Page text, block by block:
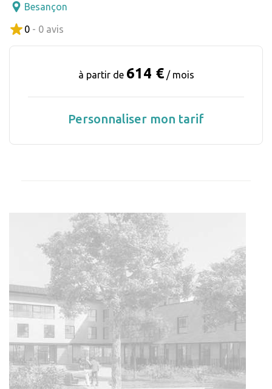
Besançon
0 - 0 avis
à partir de 614 € / mois
Personnaliser mon tarif